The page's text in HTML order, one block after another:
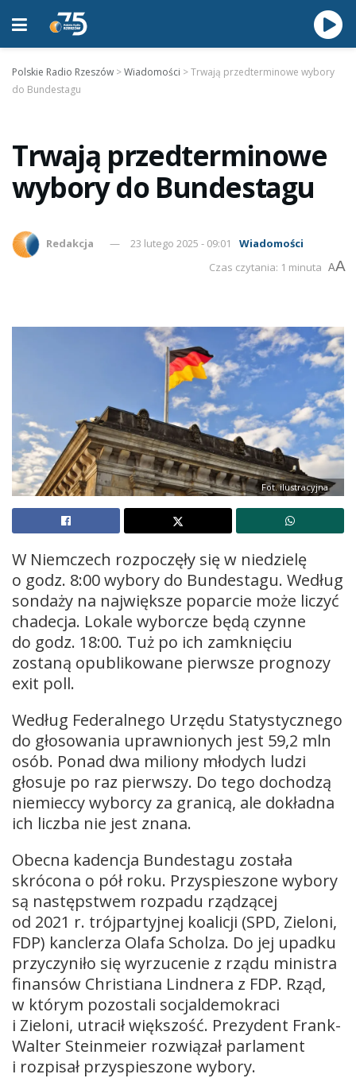
Polskie Radio Rzeszów >Wiadomości >Trwają przedterminowe wybory
do Bundestagu
Trwają przedterminowe
wybory do Bundestagu
Redakcja 23 lutego 2025 - 09:01
Wiadomości
Czas czytania: 1 minuta AA
Fot. ilustracyjna
W Niemczech rozpoczęły się w niedzielę
o godz. 8:00 wybory do Bundestagu. Według
sondaży na największe poparcie może liczyć
chadecja. Lokale wyborcze będą czynne
do godz. 18:00. Tuż po ich zamknięciu
zostaną opublikowane pierwsze prognozy
exit poll.
Według Federalnego Urzędu Statystycznego
do głosowania uprawnionych jest 59,2 mln
osób. Ponad dwa miliony młodych ludzi
głosuje po raz pierwszy. Do tego dochodzą
niemieccy wyborcy za granicą, ale dokładna
ich liczba nie jest znana.
Obecna kadencja Bundestagu została
skrócona o pół roku. Przyspieszone wybory
są następstwem rozpadu rządzącej
od 2021 r. trójpartyjnej koalicji (SPD, Zieloni,
FDP) kanclerza Olafa Scholza. Do jej upadku
przyczyniło się wyrzucenie z rządu ministra
finansów Christiana Lindnera z FDP. Rząd,
w którym pozostali socjaldemokraci
i Zieloni, utracił większość. Prezydent Frank-
Walter Steinmeier rozwiązał parlament
i rozpisał przyspieszone wybory.